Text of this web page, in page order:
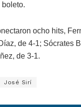
boleto.
ocho hits,
de 4-1; Sócrates
de 3-1.
José Sirí